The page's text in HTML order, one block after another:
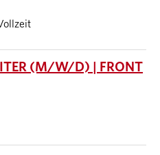
(M/W/D) | FRONT